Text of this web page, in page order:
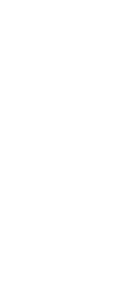
記）是依據《商
有流程簡便、費
合剛起步的微型
關鍵的一步，就
名稱預查：縣市
縣市」。這意味
在台北市和高雄
新台幣 300 元
創業者應優先透